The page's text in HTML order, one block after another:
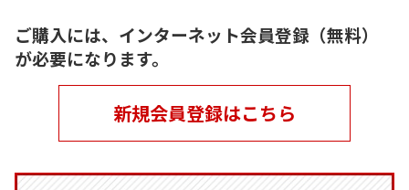
ご購入には、インターネット会員登録（無料）
が必要になります。
新規会員登録はこちら